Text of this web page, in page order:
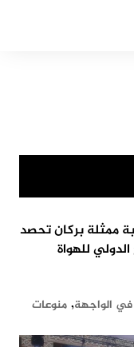
ممثلة بركان تحصد
للهواة
في الواجهة, منوعات